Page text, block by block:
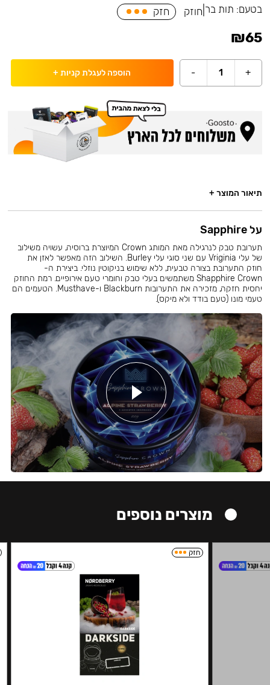
בטעם: תות בר חוזק חזק
₪65
+
1
- הוספה לעגלת קניות +
תיאור המוצר +
על Sapphire
תערובת טבק לנרגילה מאת המותג Crown המיוצרת ברוסיה, עשויה משילוב
של עלי Vriginia עם שני סוגי עלי Burley. השילוב הזה מאפשר לאזן את
חוזק התערובת בצורה טבעית, ללא שימוש בניקוטין נוזלי. ביצירת ה-
Shapphire Crown משתמשים בעלי טבק וחומרי טעם אירופיים. רמת החוזק
יחסית חזקה, מזכירה את התערובות Blackburn ו-Musthave. הטעמים הם
טעמי מונו (טעם בודד ולא מיקס).
מוצרים נוספים
חזק